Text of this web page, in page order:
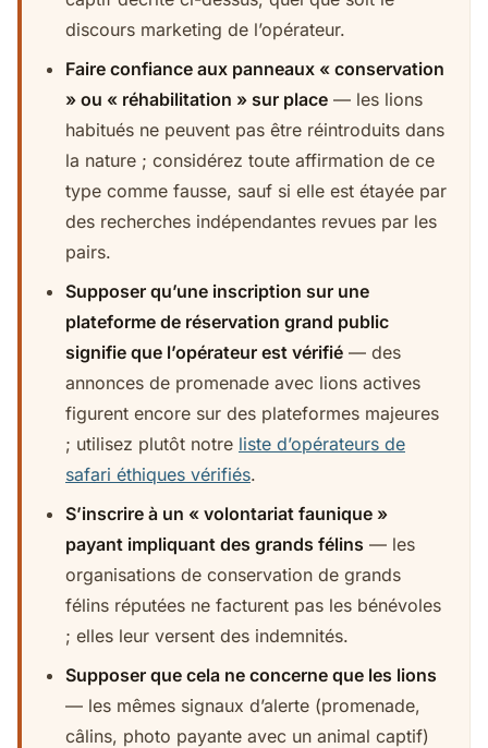
discours marketing de l’opérateur.
Faire confiance aux panneaux « conservation
» ou « réhabilitation » sur place — les lions
habitués ne peuvent pas être réintroduits dans
la nature ; considérez toute affirmation de ce
type comme fausse, sauf si elle est étayée par
des recherches indépendantes revues par les
pairs.
Supposer qu’une inscription sur une
plateforme de réservation grand public
signifie que l’opérateur est vérifié — des
annonces de promenade avec lions actives
figurent encore sur des plateformes majeures
; utilisez plutôt notre liste d’opérateurs de
safari éthiques vérifiés.
S’inscrire à un « volontariat faunique »
payant impliquant des grands félins — les
organisations de conservation de grands
félins réputées ne facturent pas les bénévoles
; elles leur versent des indemnités.
Supposer que cela ne concerne que les lions
— les mêmes signaux d’alerte (promenade,
câlins, photo payante avec un animal captif)